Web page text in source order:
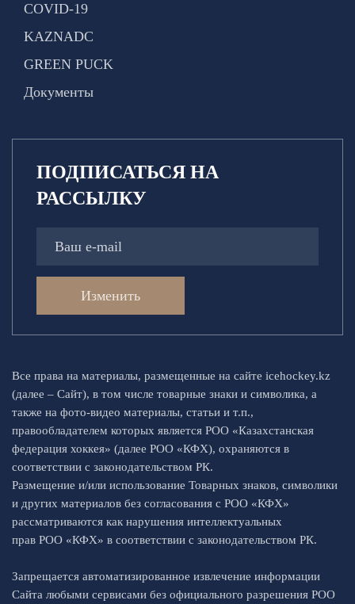
COVID-19
KAZNADC
GREEN PUCK
Документы
ПОДПИСАТЬСЯ НА
РАССЫЛКУ
Изменить
Все права на материалы, размещенные на сайте icehockey.kz
(далее – Сайт), в том числе товарные знаки и символика, а
также на фото-видео материалы, статьи и т.п.,
правообладателем которых является РОО «Казахстанская
федерация хоккея» (далее РОО «КФХ), охраняются в
соответствии с законодательством РК.
Размещение и/или использование Товарных знаков, символики
и других материалов без согласования с РОО «КФХ»
рассматриваются как нарушения интеллектуальных
прав РОО «КФХ» в соответствии с законодательством РК.
Запрещается автоматизированное извлечение информации
Сайта любыми сервисами без официального разрешения РОО